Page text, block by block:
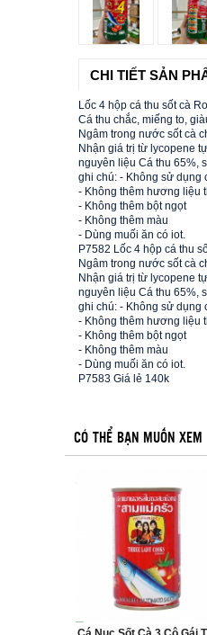
CHI TIẾT SẢN
Lốc 4 hộp cá thu sốt cà
Cá thu chắc, miếng to,
Ngâm trong nước sốt cà
Nhận giá trị từ lycopene
nguyên liệu Cá thu 65%,
ghi chú: - Không sử dụng
- Không thêm hương liệu
- Không thêm bột ngọt
- Không thêm màu
- Dùng muối ăn có iot.
P7582 Lốc 4 hộp cá thu
Ngâm trong nước sốt cà
Nhận giá trị từ lycopene
nguyên liệu Cá thu 65%,
ghi chú: - Không sử dụng
- Không thêm hương liệu
- Không thêm bột ngọt
- Không thêm màu
- Dùng muối ăn có iot.
P7583 Giá lẻ 140k
CÓ THỂ BẠN MUỐN XEM